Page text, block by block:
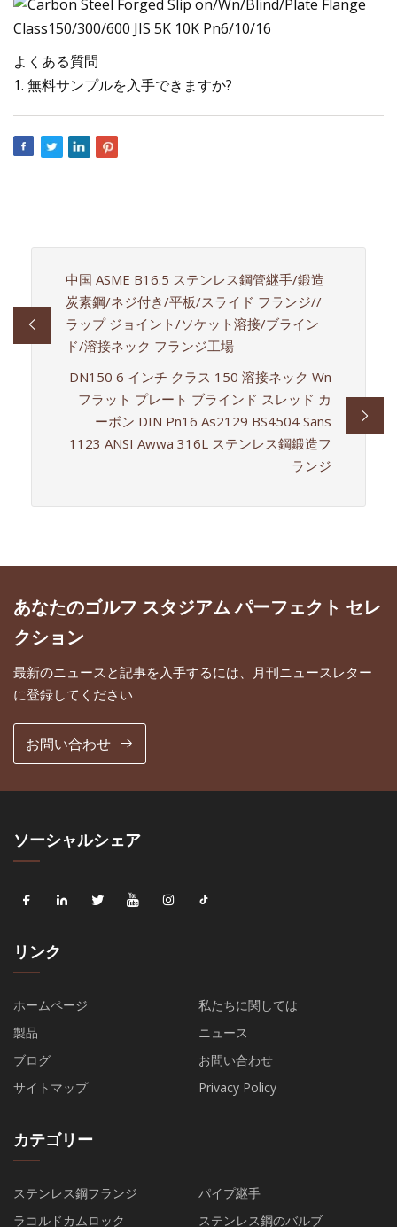
よくある質問
1. 無料サンプルを入手できますか?
中国 ASME B16.5 ステンレス鋼管継手/鍛造
炭素鋼/ネジ付き/平板/スライド フランジ//
ラップ ジョイント/ソケット溶接/ブライン
ド/溶接ネック フランジ工場
DN150 6 インチ クラス 150 溶接ネック Wn
フラット プレート ブラインド スレッド カ
ーボン DIN Pn16 As2129 BS4504 Sans
1123 ANSI Awwa 316L ステンレス鋼鍛造フ
ランジ
あなたのゴルフ スタジアム パーフェクト セレ
クション
最新のニュースと記事を入手するには、月刊ニュースレター
に登録してください
お問い合わせ
ソーシャルシェア
リンク
ホームページ
私たちに関しては
製品
ニュース
ブログ
お問い合わせ
サイトマップ
Privacy Policy
カテゴリー
ステンレス鋼フランジ
パイプ継手
ラコルドカムロック
ステンレス鋼のバルブ